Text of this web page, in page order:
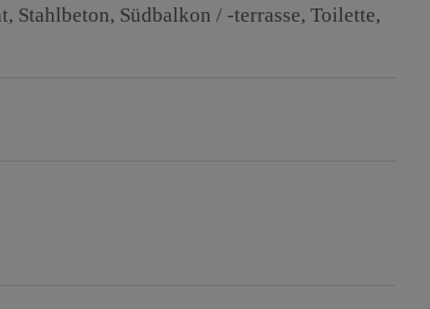
Stahlbeton Südbalkon / -terrasse Toilette